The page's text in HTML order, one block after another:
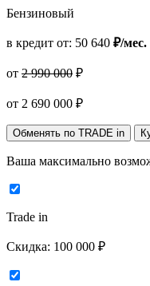
Бензиновый
в кредит от: 50 640 ₽/мес.
от 2 990 000 ₽
от 2 690 000 ₽
Обменять по TRADE in
Ваша максимально
Trade in
Скидка: 100 000 ₽